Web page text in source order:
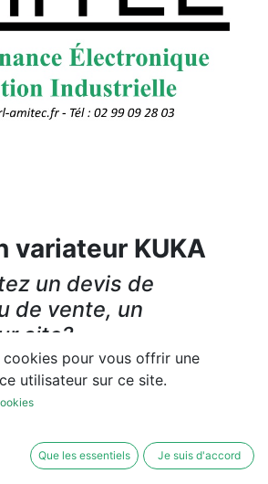
variateur KUKA
un devis de
de vente, un
site?
les ventes sont garanties
cookies pour vous offrir une
utilisateur sur ce site.
Que les essentiels Je suis d'accord